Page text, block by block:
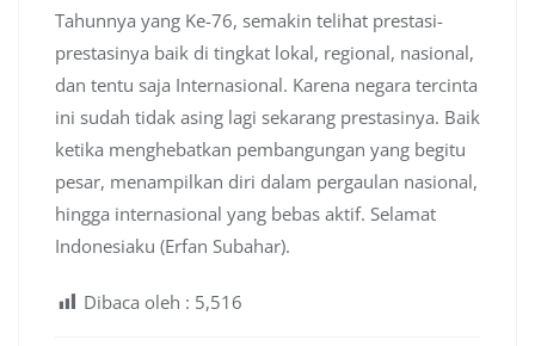
Tahunnya yang Ke-76, semakin telihat prestasi-
prestasinya baik di tingkat lokal, regional, nasional,
dan tentu saja Internasional. Karena negara tercinta
ini sudah tidak asing lagi sekarang prestasinya. Baik
ketika menghebatkan pembangungan yang begitu
pesar, menampilkan diri dalam pergaulan nasional,
hingga internasional yang bebas aktif. Selamat
Indonesiaku (Erfan Subahar).
Dibaca oleh : 5,516